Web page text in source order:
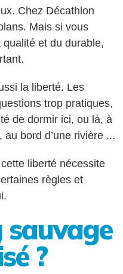
Chez Décathlon
Mais si vous
et du durable,
la liberté. Les
trop pratiques,
de dormir ici, ou là, à
bord d’une rivière ...
liberté nécessite
règles et
sauvage
?